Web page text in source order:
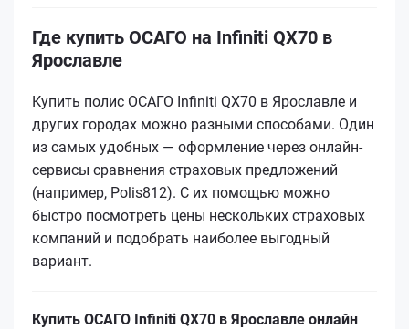
Где купить ОСАГО на Infiniti QX70 в
Ярославле
Купить полис ОСАГО Infiniti QX70 в Ярославле и
других городах можно разными способами. Один
из самых удобных — оформление через онлайн-
сервисы сравнения страховых предложений
(например, Polis812). С их помощью можно
быстро посмотреть цены нескольких страховых
компаний и подобрать наиболее выгодный
вариант.
Купить ОСАГО Infiniti QX70 в Ярославле онлайн